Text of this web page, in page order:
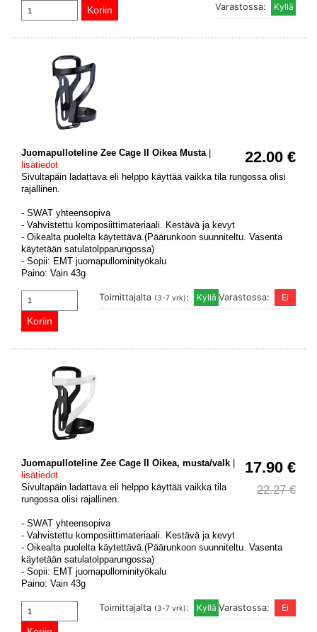
Varastossa:
22.00 €
Juomapulloteline Zee Cage II Oikea Musta |
lisätiedot
Sivultapäin ladattava eli helppo käyttää vaikka tila rungossa olisi
rajallinen.
- SWAT yhteensopiva
- Vahvistettu komposiittimateriaali. Kestävä ja kevyt
- Oikealta puolelta käytettävä.(Päärunkoon suunniteltu. Vasenta
käytetään satulatolpparungossa)
- Sopii: EMT juomapullominityökalu
Paino: Vain 43g
Varastossa:
Toimittajalta (3-7 vrk):
17.90 €
22.27 €
Juomapulloteline Zee Cage II Oikea, musta/valk
lisätiedot
Sivultapäin ladattava eli helppo käyttää vaikka tila
rungossa olisi rajallinen.
- SWAT yhteensopiva
- Vahvistettu komposiittimateriaali. Kestävä ja kevyt
- Oikealta puolelta käytettävä.(Päärunkoon suunniteltu. Vasenta
käytetään satulatolpparungossa)
- Sopii: EMT juomapullominityökalu
Paino: Vain 43g
Varastossa:
Toimittajalta (3-7 vrk):